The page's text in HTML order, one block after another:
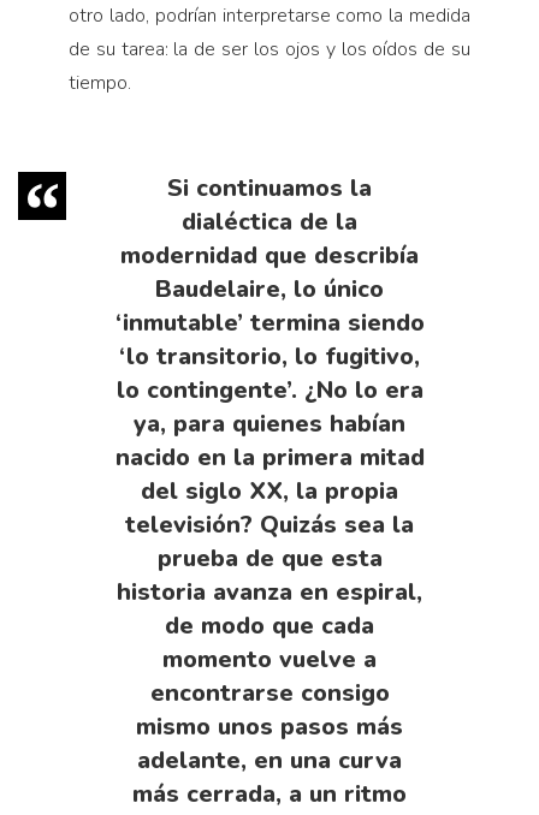
otro lado, podrían interpretarse como la medida
de su tarea: la de ser los ojos y los oídos de su
tiempo.
Si continuamos la
dialéctica de la
modernidad que describía
Baudelaire, lo único
‘inmutable’ termina siendo
‘lo transitorio, lo fugitivo,
lo contingente’. ¿No lo era
ya, para quienes habían
nacido en la primera mitad
del siglo XX, la propia
televisión? Quizás sea la
prueba de que esta
historia avanza en espiral,
de modo que cada
momento vuelve a
encontrarse consigo
mismo unos pasos más
adelante, en una curva
más cerrada, a un ritmo